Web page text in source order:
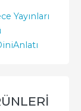
Yayınları
Anlatı